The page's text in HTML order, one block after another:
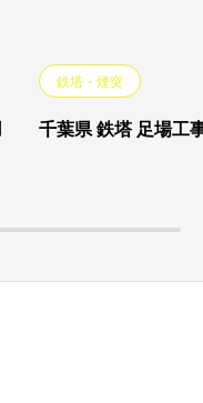
鉄塔・煙突
千葉県 鉄塔 足場工